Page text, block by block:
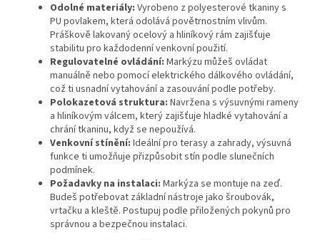
Odolné materiály: Vyrobeno z polyesterové tkaniny s
PU povlakem, která odolává povětrnostním vlivům.
Práškově lakovaný ocelový a hliníkový rám zajišťuje
stabilitu pro každodenní venkovní použití.
Regulovatelné ovládání: Markýzu můžeš ovládat
manuálně nebo pomocí elektrického dálkového ovládání,
což ti usnadní vytahování a zasouvání podle potřeby.
Polokazetová struktura: Navržena s výsuvnými rameny
a hliníkovým válcem, který zajišťuje hladké vytahování a
chrání tkaninu, když se nepoužívá.
Venkovní stínění: Ideální pro terasy a zahrady, výsuvná
funkce ti umožňuje přizpůsobit stín podle slunečních
podmínek.
Požadavky na instalaci: Markýza se montuje na zeď.
Budeš potřebovat základní nástroje jako šroubovák,
vrtačku a kleště. Postupuj podle přiložených pokynů pro
správnou a bezpečnou instalaci.